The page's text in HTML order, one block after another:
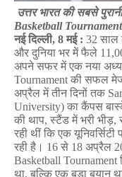
उत्तर भारत की सबसे पुरानी
Basketball Tournament
नई दिल्ली, 8 मई : 32 साल
और दुनिया भर में फैले
अपने सफर में एक नया
Tournament की सफल
अप्रैल में तीन दिनों तक
University) का कैंपस
की थाप, स्टैंड में भरी भीड़,
रही थीं कि एक यूनिवर्सिटी
रही है। 16 से 18 अप्रैल
Basketball Tournament
था, बल्कि एक बड़ा बयान